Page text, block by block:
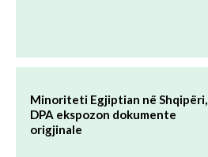
Minoriteti Egjiptian në Shqipëri,
DPA ekspozon dokumente
origjinale